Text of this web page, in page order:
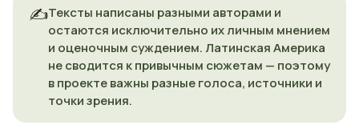
✍️Тексты написаны разными авторами и
остаются исключительно их личным мнением
и оценочным суждением. Латинская Америка
не сводится к привычным сюжетам — поэтому
в проекте важны разные голоса, источники и
точки зрения.